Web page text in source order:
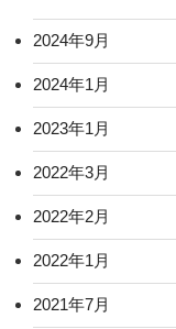
2024年9月
2024年1月
2023年1月
2022年3月
2022年2月
2022年1月
2021年7月